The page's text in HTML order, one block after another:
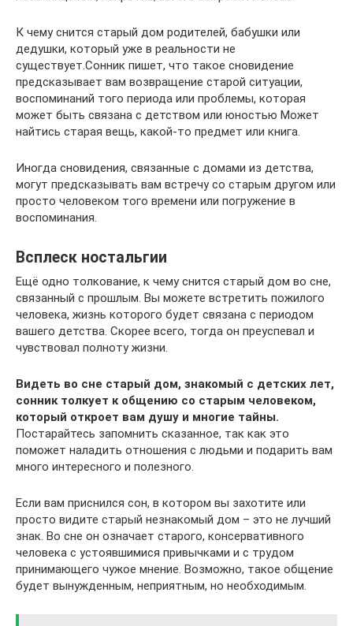
К чему снится старый дом родителей, бабушки или
дедушки, который уже в реальности не
существует.Сонник пишет, что такое сновидение
предсказывает вам возвращение старой ситуации,
воспоминаний того периода или проблемы, которая
может быть связана с детством или юностью Может
найтись старая вещь, какой-то предмет или книга.
Иногда сновидения, связанные с домами из детства,
могут предсказывать вам встречу со старым другом или
просто человеком того времени или погружение в
воспоминания.
Всплеск ностальгии
Ещё одно толкование, к чему снится старый дом во сне,
связанный с прошлым. Вы можете встретить пожилого
человека, жизнь которого будет связана с периодом
вашего детства. Скорее всего, тогда он преуспевал и
чувствовал полноту жизни.
Видеть во сне старый дом, знакомый с детских лет,
сонник толкует к общению со старым человеком,
который откроет вам душу и многие тайны.
Постарайтесь запомнить сказанное, так как это
поможет наладить отношения с людьми и подарить вам
много интересного и полезного.
Если вам приснился сон, в котором вы захотите или
просто видите старый незнакомый дом – это не лучший
знак. Во сне он означает старого, консервативного
человека с устоявшимися привычками и с трудом
принимающего чужое мнение. Возможно, такое общение
будет вынужденным, неприятным, но необходимым.